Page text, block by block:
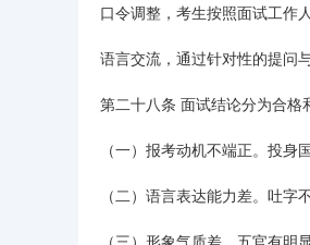
口令调整，考生按照面试工作
语言交流，通过针对性的提问
第二十八条 面试结论分为合格
（一）报考动机不端正。投
（二）语言表达能力差。吐字
（三）形象气质差。五官有